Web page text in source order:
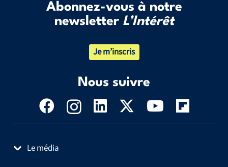
Abonnez-vous à notre
newsletter L’Intérêt
Je m’inscris
Nous suivre
Le média